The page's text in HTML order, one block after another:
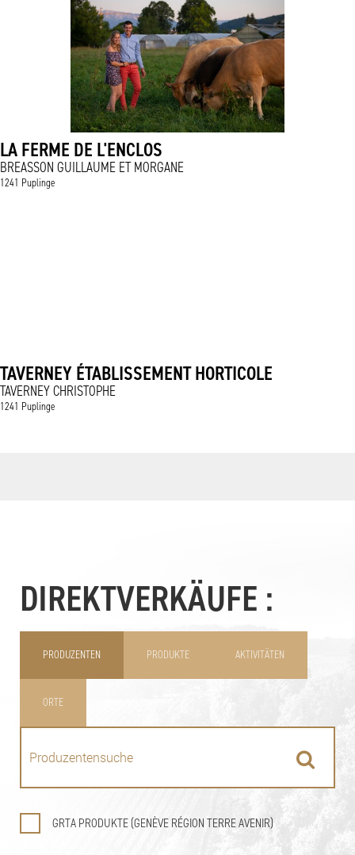
LA FERME DE L'ENCLOS
BREASSON GUILLAUME ET MORGANE
1241 Puplinge
TAVERNEY ÉTABLISSEMENT HORTICOLE
TAVERNEY CHRISTOPHE
1241 Puplinge
DIREKTVERKÄUFE :
PRODUZENTEN PRODUKTE AKTIVITÄTEN
ORTE
GRTA PRODUKTE (GENÈVE RÉGION TERRE AVENIR)